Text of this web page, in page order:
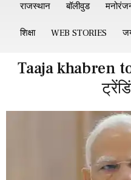
राजस्थान बॉलीवुड
शिक्षा WEB STORIES
Taaja khabren